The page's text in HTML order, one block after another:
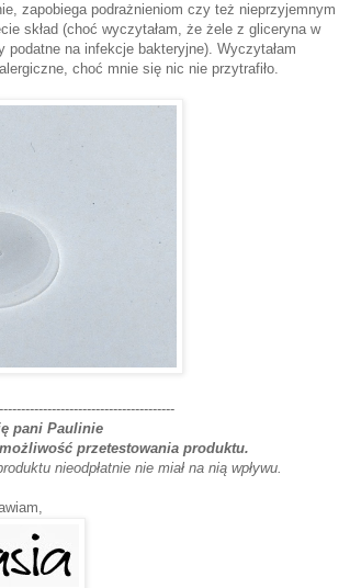
zapobiega podrażnieniom czy też nieprzyjemnym
skład (choć wyczytałam, że żele z gliceryna w
na infekcje bakteryjne). Wyczytałam
choć mnie się nic nie przytrafiło.
pani Paulinie
przetestowania produktu.
nieodpłatnie nie miał na nią wpływu.